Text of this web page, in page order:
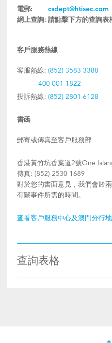
電郵:
csdept@htisec.com
網上查詢: 請點擊下方的查詢表
客戶服務熱線
客服熱線: (852) 3583 3388
400 001 1822
投訴熱線: (852) 2801 6128
書函
郵寄或傳真至客戶服務部
香港黃竹坑香葉道2號One
傳真: (852) 2530 1689
對於您的書面意見，我們會於
有關事件所需的時間。
查看客戶服務中心及澳門分行
查詢表格